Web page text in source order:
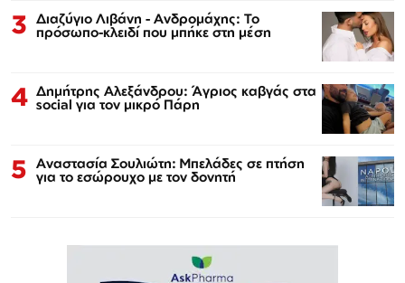
3 Διαζύγιο Λιβάνη - Ανδρομάχης: Το
πρόσωπο-κλειδί που μπήκε στη μέση
4 Δημήτρης Αλεξάνδρου: Άγριος καβγάς στα
social για τον μικρό Πάρη
5 Αναστασία Σουλιώτη: Μπελάδες σε πτήση
για το εσώρουχο με τον δονητή